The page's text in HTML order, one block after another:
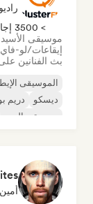
راديو
> 3500 إجابة تم تقديمها
موسيقى
إيقاعات/لو-فاي
بث الفنانين
الموسيقى
ديسكو
دريم
موسيقى البوب